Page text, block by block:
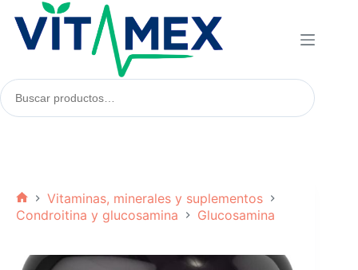
contenido
Buscar
productos:
Inicio
Vitaminas, minerales y suplementos
Condroitina y glucosamina
Glucosamina